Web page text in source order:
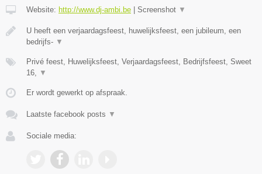
Website: http://www.dj-ambi.be Screenshot ▼
U heeft een verjaardagsfeest, huwelijksfeest, een jubileum, een
bedrijfs- ▼
Privé feest, Huwelijksfeest, Verjaardagsfeest, Bedrijfsfeest, Sweet
16, ▼
Er wordt gewerkt op afspraak.
Laatste facebook posts ▼
Sociale media: